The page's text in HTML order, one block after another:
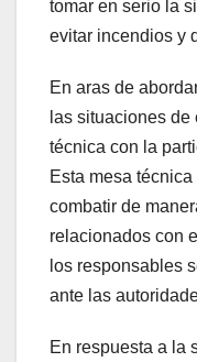
tomar en serio la
evitar incendios y
En aras de
las situaciones
técnica con la
Esta mesa
combatir de
relacionados con
los responsables
ante las
En respuesta a la